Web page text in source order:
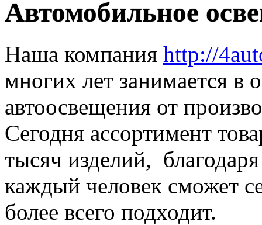
Автомобильное
Наша компания http://
многих лет занимается в
автоосвещения от
Сегодня ассортимент
тысяч изделий,
каждый человек сможет
более всего подходит.